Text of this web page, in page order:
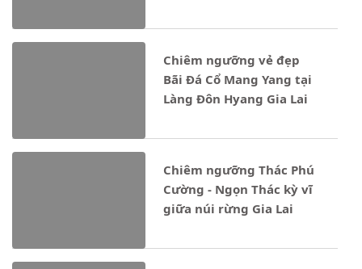
Chiêm ngưỡng vẻ đẹp
Bãi Đá Cổ Mang Yang tại
Làng Đôn Hyang Gia Lai
Chiêm ngưỡng Thác Phú
Cường - Ngọn Thác kỳ vĩ
giữa núi rừng Gia Lai